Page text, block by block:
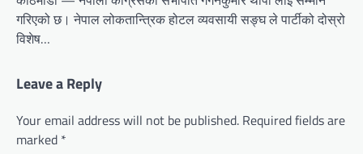
गरिएको छ। नेपाल लोकतान्त्रिक होटल व्यवसायी सङ्घ ले पार्टीको दोस्रो
विशेष…
Leave a Reply
Your email address will not be published. Required fields are
marked *